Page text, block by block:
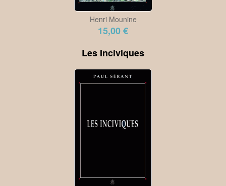
Henri Mounine
15,00 €
Les Inciviques